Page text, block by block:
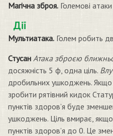
Магічна зброя. Големові
Дії
Мультиатака. Голем робить
Стусан Атака зброєю
досяжність 5 ф, одна ціль.
дробильних ушкоджень. Якщо
зробити рятівний кидок
пунктів здоров’я буде
ушкоджень. Ціль вмирає,
пунктів здоров’я до 0. Це